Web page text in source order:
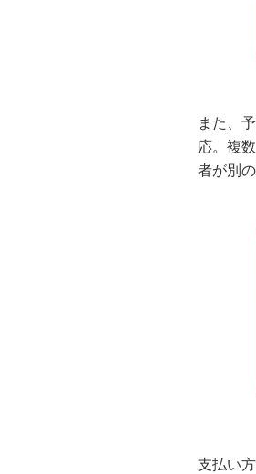
また、
応。複
者が別
支払い